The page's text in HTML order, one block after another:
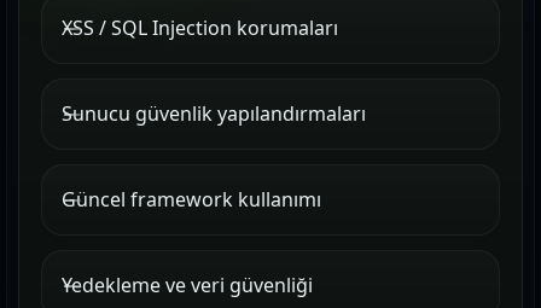
XSS / SQL Injection korumaları
Sunucu güvenlik yapılandırmaları
Güncel framework kullanımı
Yedekleme ve veri güvenliği